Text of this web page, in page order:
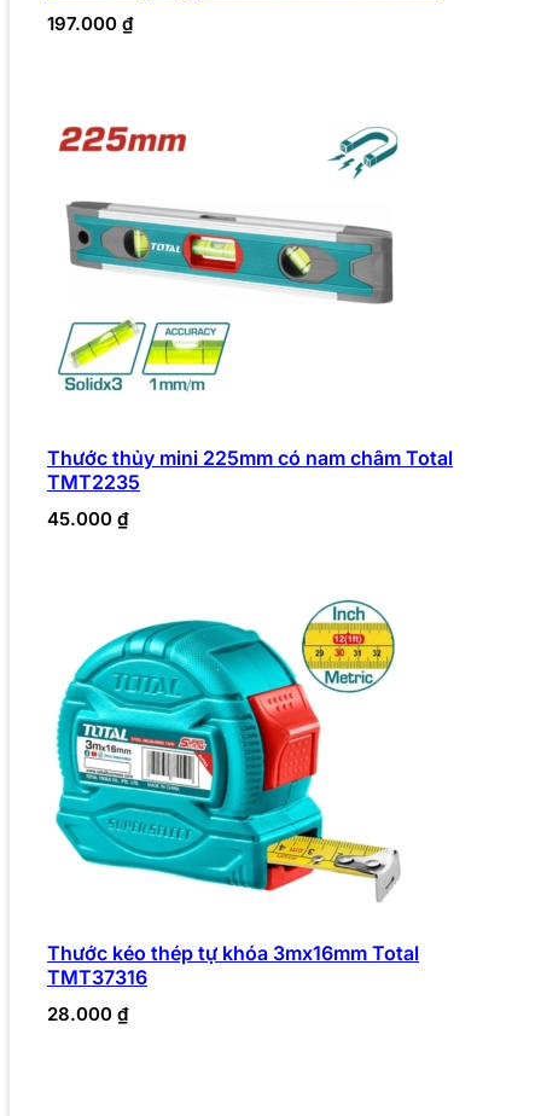
197.000 ₫
Thước thủy mini 225mm có nam châm Total
TMT2235
45.000 ₫
Thước kéo thép tự khóa 3mx16mm Total
TMT37316
28.000 ₫